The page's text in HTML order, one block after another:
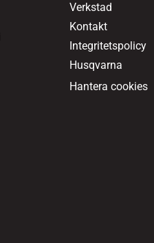
Verkstad
Kontakt
Integritetspolicy
Husqvarna
Hantera cookies